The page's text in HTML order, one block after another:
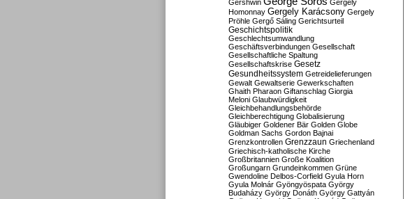
Gershwin
Gergely
Homonnay Gergely Karácsony Gergely
Pröhle Gergő Sáling Gerichtsurteil
Geschichtspolitik
Geschlechtsumwandlung
Geschäftsverbindungen Gesellschaft
Gesellschaftliche Spaltung
Gesellschaftskrise Gesetz
Gesundheitssystem Getreidelieferungen
Gewalt Gewaltserie Gewerkschaften
Ghaith Pharaon Giftanschlag Giorgia
Meloni Glaubwürdigkeit
Gleichbehandlungsbehörde
Gleichberechtigung Globalisierung
Gläubiger Goldener Bär Golden Globe
Goldman Sachs Gordon Bajnai
Grenzkontrollen Grenzzaun Griechenland
Griechisch-katholische Kirche
Großbritannien Große Koalition
Großungarn Grundeinkommen Grüne
Gwendoline Delbos-Corfield Gyula Horn
Gyula Molnár Gyöngyöspata György
Budaházy György Donáth György Gattyán